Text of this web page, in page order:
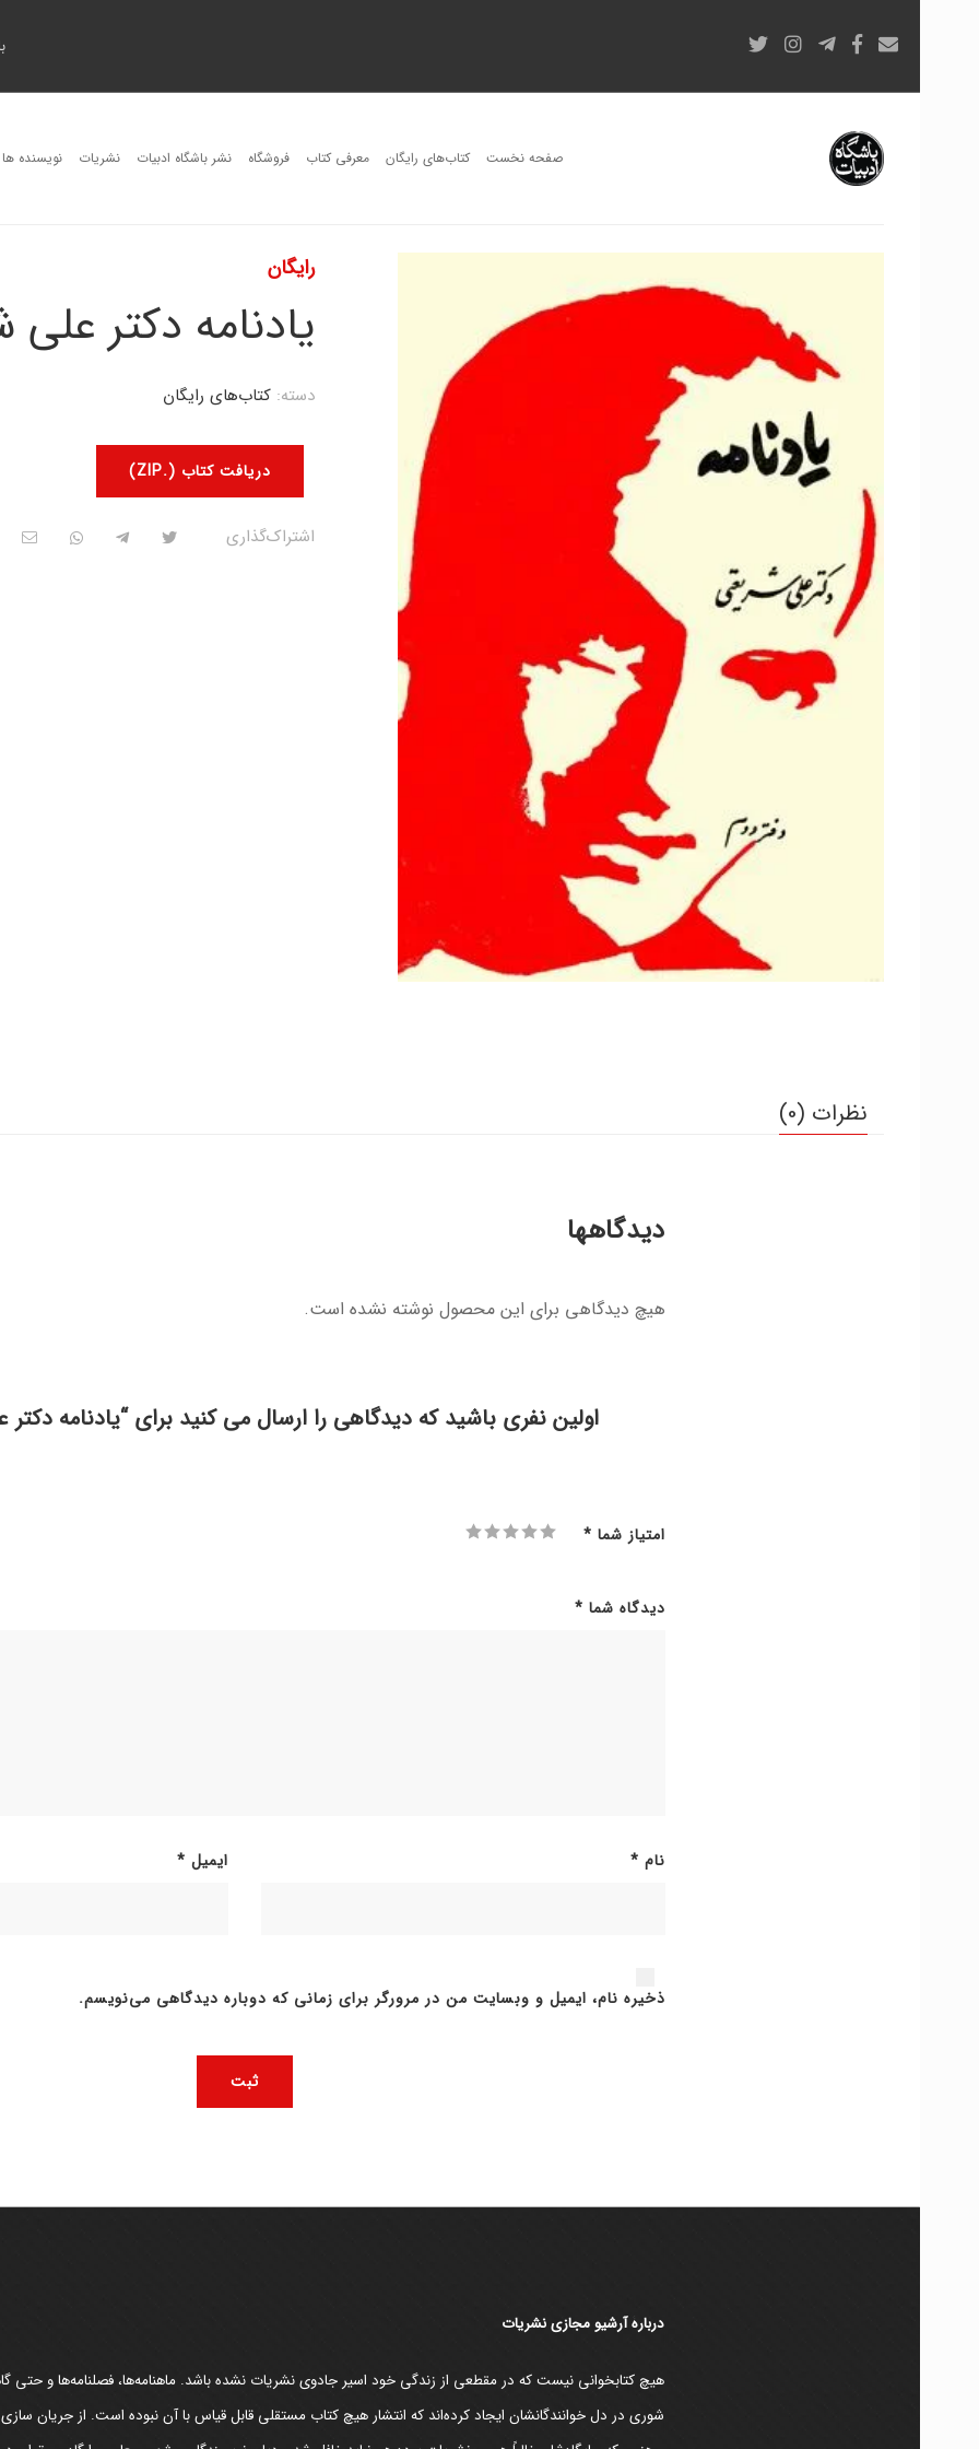
صفحه نخست کتاب‌های رایگان معرفی کتاب فروشگاه نشر باشگاه ادبیات نشریات نویسنده ها
رایگان
یادنامه دکتر
دریافت کتاب (.ZIP)
دسته: کتاب‌های رایگان
اشتراک‌گذاری
نظرات (0)
دیدگاهها
هیچ دیدگاهی برای این محصول نوشته نشده است.
اولین نفری باشید که دیدگاهی را ارسال می کنید برای “یادنامه
امتیاز شما *
دیدگاه شما *
نام * ایمیل *
ذخیره نام، ایمیل و وبسایت من در مرورگر برای زمانی که دوباره دیدگاهی می‌نویسم.
دربارۀ آرشیو مجازی نشریات
هیچ کتابخوانی نیست که در مقطعی از زندگی خود اسیر جادوی نشریات نشده باشد. ماهنامه‌ها، فصلنامه‌ها و حتی
شوری در دل خوانندگانشان ایجاد کرده‌اند که انتشار هیچ کتاب مستقلی قابل قیاس با آن نبوده است. از جریان